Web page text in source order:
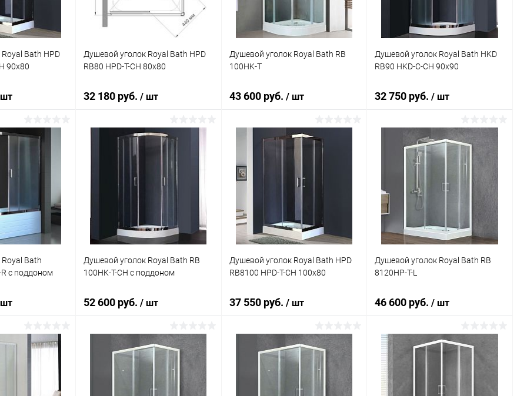
Bath HPD
90x80
Сравнение
Душевой уголок Royal Bath HPD
RB80 HPD-T-CH 80x80
32 180 руб. / шт
В корзину
Купить в 1 клик
В избранное
Душевой уголок Royal Bath RB
100HK-T
43 600 руб. / шт
В корзину
Купить в 1 клик
Душевой уголок Royal Bath HKD
RB90 HKD-C-CH 90x90
32 750 руб./ шт
В корзину
Сравнение
В избранное Под заказ
Bath
R с поддоном
Сравнение
Душевой уголок Royal Bath RB
100HK-T-CH с поддоном
52 600 руб. / шт
В корзину
Сравнение
Душевой уголок Royal Bath HPD
RB8100 HPD-T-CH 100x80
37 550 руб. / шт
В корзину
Сравнение
Душевой уголок Royal Bath RB
8120HP-T-L
46 600 руб./ шт
В корзину
Купить в 1 клик